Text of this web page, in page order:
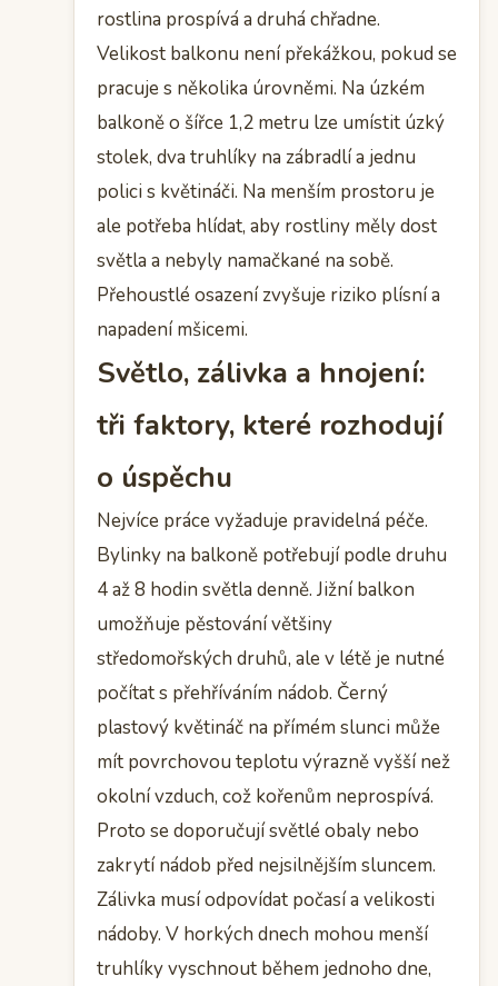
rostlina prospívá a druhá chřadne.
Velikost balkonu není překážkou, pokud se
pracuje s několika úrovněmi. Na úzkém
balkoně o šířce 1,2 metru lze umístit úzký
stolek, dva truhlíky na zábradlí a jednu
polici s květináči. Na menším prostoru je
ale potřeba hlídat, aby rostliny měly dost
světla a nebyly namačkané na sobě.
Přehoustlé osazení zvyšuje riziko plísní a
napadení mšicemi.
Světlo, zálivka a hnojení:
tři faktory, které rozhodují
o úspěchu
Nejvíce práce vyžaduje pravidelná péče.
Bylinky na balkoně potřebují podle druhu
4 až 8 hodin světla denně. Jižní balkon
umožňuje pěstování většiny
středomořských druhů, ale v létě je nutné
počítat s přehříváním nádob. Černý
plastový květináč na přímém slunci může
mít povrchovou teplotu výrazně vyšší než
okolní vzduch, což kořenům neprospívá.
Proto se doporučují světlé obaly nebo
zakrytí nádob před nejsilnějším sluncem.
Zálivka musí odpovídat počasí a velikosti
nádoby. V horkých dnech mohou menší
truhlíky vyschnout během jednoho dne,